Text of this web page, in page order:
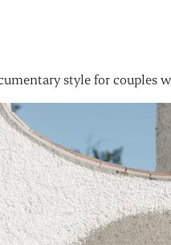
style for couples